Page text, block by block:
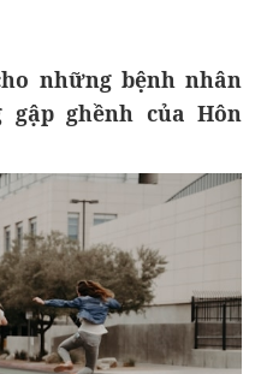
những bệnh nhân
ghềnh của Hôn